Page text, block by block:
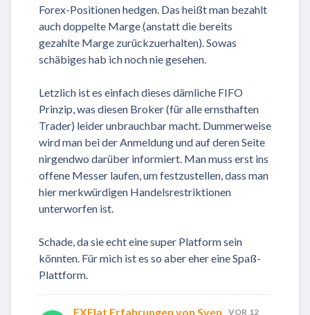
Forex-Positionen hedgen. Das heißt man bezahlt
auch doppelte Marge (anstatt die bereits
gezahlte Marge zurückzuerhalten). Sowas
schäbiges hab ich noch nie gesehen.
Letzlich ist es einfach dieses dämliche FIFO
Prinzip, was diesen Broker (für alle ernsthaften
Trader) leider unbrauchbar macht. Dummerweise
wird man bei der Anmeldung und auf deren Seite
nirgendwo darüber informiert. Man muss erst ins
offene Messer laufen, um festzustellen, dass man
hier merkwürdigen Handelsrestriktionen
unterworfen ist.
Schade, da sie echt eine super Platform sein
könnten. Für mich ist es so aber eher eine Spaß-
Plattform.
FXFlat Erfahrungen von Sven VOR 12